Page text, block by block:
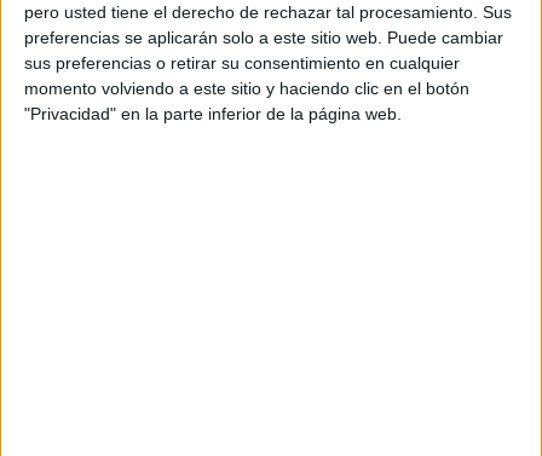
pero usted tiene el derecho de rechazar tal procesamiento. Sus
preferencias se aplicarán solo a este sitio web. Puede cambiar
sus preferencias o retirar su consentimiento en cualquier
momento volviendo a este sitio y haciendo clic en el botón
"Privacidad" en la parte inferior de la página web.
involucre con este nuevo equipo”, declaró el presidente
Nayim, palabras de elogió hacia un gran amigo suyo.